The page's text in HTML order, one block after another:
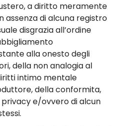
a diritto meramente
di alcuna registro
disgrazia all’ordine
alla onesto degli
della non analogia al
intimo mentale
della conformita,
e/ovvero di alcun